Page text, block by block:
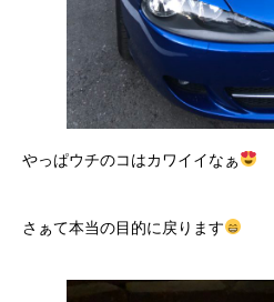
やっぱウチのコはカワイイなぁ
さぁて本当の目的に戻ります